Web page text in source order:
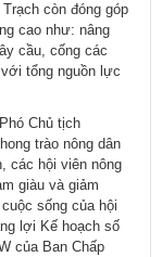
còn đóng góp
cao như: nâng
cầu, cống các
tổng nguồn lực
Chủ tịch
trào nông dân
các hội viên nông
giàu và giảm
sống của hội
lợi Kế hoạch số
của Ban Chấp